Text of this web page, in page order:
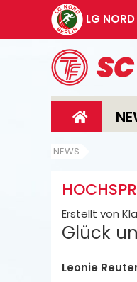
LG
NEWS
Erstellt von
Glück
Leonie